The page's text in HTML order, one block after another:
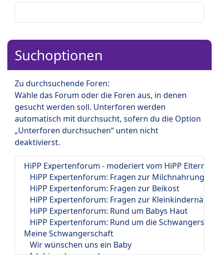
Suchoptionen
Zu durchsuchende Foren:
Wähle das Forum oder die Foren aus, in denen
gesucht werden soll. Unterforen werden
automatisch mit durchsucht, sofern du die Option
„Unterforen durchsuchen“ unten nicht
deaktivierst.